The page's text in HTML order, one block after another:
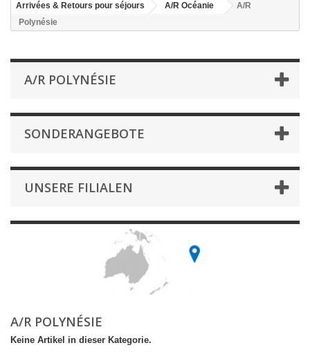
Arrivées & Retours pour séjours
A/R Océanie
A/R
Polynésie
A/R POLYNÉSIE
SONDERANGEBOTE
UNSERE FILIALEN
A/R POLYNÉSIE
Keine Artikel in dieser Kategorie.